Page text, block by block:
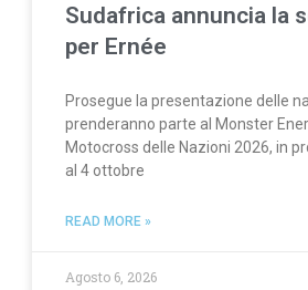
Sudafrica annuncia la
per Ernée
Prosegue la presentazione delle
prenderanno parte al Monster
Motocross delle Nazioni 2026, in
al 4 ottobre
READ MORE »
Agosto 6, 2026